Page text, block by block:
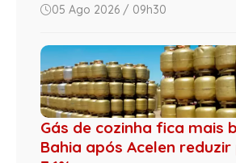
05 Ago 2026 / 09h30
Gás de cozinha fica mais
Bahia após Acelen